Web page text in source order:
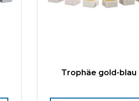
Trophäe gold-blau